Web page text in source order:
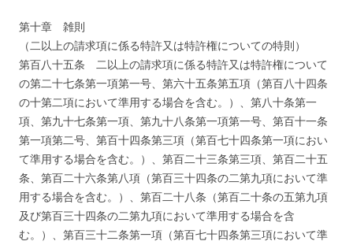
第十章 雑則
（二以上の請求項に係る特許又は特許権についての特則）
第百八十五条 二以上の請求項に係る特許又は特許権について
の第二十七条第一項第一号、第六十五条第五項（第百八十四条
の十第二項において準用する場合を含む。）、第八十条第一
項、第九十七条第一項、第九十八条第一項第一号、第百十一条
第一項第二号、第百十四条第三項（第百七十四条第一項におい
て準用する場合を含む。）、第百二十三条第三項、第百二十五
条、第百二十六条第八項（第百三十四条の二第九項において準
用する場合を含む。）、第百二十八条（第百二十条の五第九項
及び第百三十四条の二第九項において準用する場合を含
む。）、第百三十二条第一項（第百七十四条第三項において準